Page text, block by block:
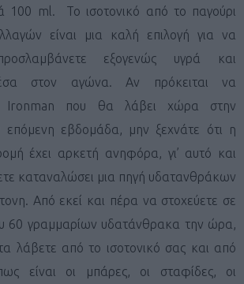
100
ml . Το ισοτονικό από το παγούρι
είναι μια καλή επιλογή για να
εξογενώς υγρά και
στον αγώνα. Αν πρόκειται να
Ironman που θα λάβει χώρα στην
επόμενη εβδομάδα, μην ξεχνάτε ότι η
έχει αρκετή ανηφόρα, γι’ αυτό και
καταναλώσει μια πηγή υδατανθράκων
Από εκεί και πέρα να στοχεύετε σε
60 γραμμαρίων υδατάνθρακα την ώρα,
λάβετε από το ισοτονικό σας και από
είναι οι μπάρες, οι σταφίδες, οι